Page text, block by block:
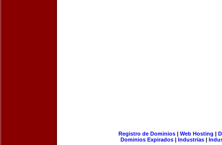
Registro de Dominios| Web Hosting |
Dominios Expirados | Industrias |